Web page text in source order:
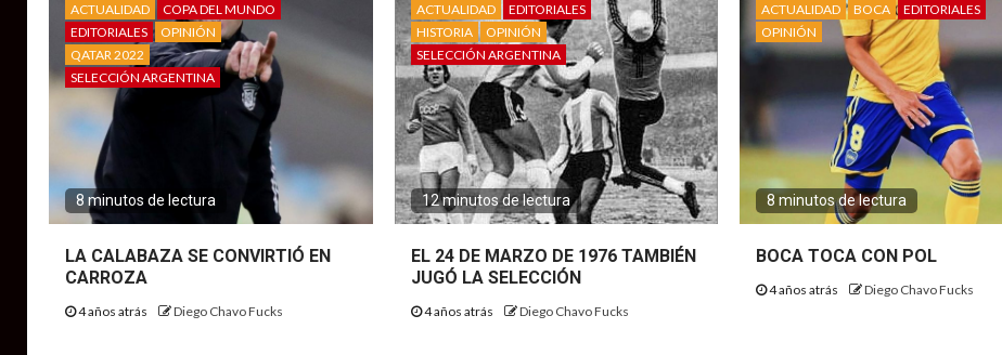
ACTUALIDAD
COPA DEL MUNDO
EDITORIALES
OPINIÓN
QATAR 2022
SELECCIÓN ARGENTINA
8 minutos de lectura
LA CALABAZA SE CONVIRTIÓ EN
CARROZA
4 años atrás Diego Chavo Fucks
ACTUALIDAD
EDITORIALES
HISTORIA
OPINIÓN
SELECCIÓN ARGENTINA
12 minutos de lectura
EL 24 DE MARZO DE 1976 TAMBIÉN
JUGÓ LA SELECCIÓN
4 años atrás Diego Chavo Fucks
ACTUALIDAD BOCA
EDITORIALES
OPINIÓN
8 minutos de lectura
BOCA TOCA CON POL
4 años atrás Diego Chavo Fucks